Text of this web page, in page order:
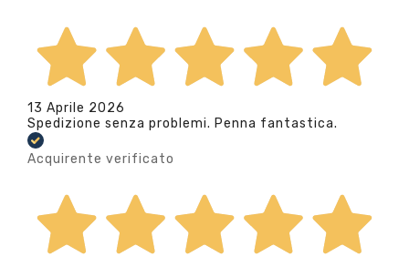
13 Aprile 2026
Spedizione senza problemi. Penna fantastica.
Acquirente verificato